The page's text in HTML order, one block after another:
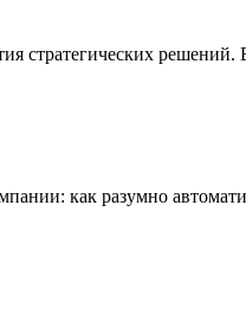
как разумно